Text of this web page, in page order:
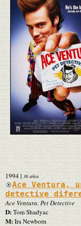
1994| 36 años
Ace Ventura,
detective
Ace Ventura. Pet Detective
D:Tom Shadyac
M:Ira Newborn